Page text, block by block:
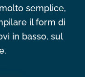
semplice,
il form di
in basso, sul